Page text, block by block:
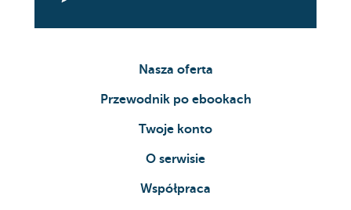
Nasza oferta
Przewodnik po ebookach
Twoje konto
O serwisie
Współpraca